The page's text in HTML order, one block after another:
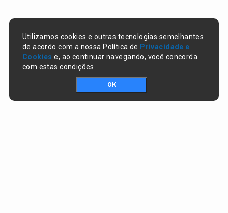
Utilizamos cookies e outras tecnologias semelhantes
de acordo com a nossa Política de Privacidade e
Cookies e, ao continuar navegando, você concorda
com estas condições.
OK